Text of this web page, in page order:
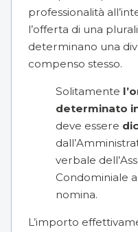
professionalità
l’offerta di una
determinano una
compenso stesso.
Solitamente
determinato
deve essere
verbale
Condominiale
nomina.
L’importo